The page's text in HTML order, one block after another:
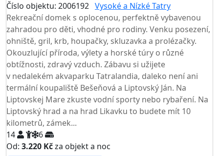
Číslo objektu: 2006192 Vysoké a Nízké Tatry
Rekreační domek s oplocenou, perfektně vybavenou
zahradou pro děti, vhodné pro rodiny. Venku posezení,
ohniště, gril, krb, houpačky, skluzavka a prolézačky.
Okouzlující příroda, výlety a horské túry o různé
obtížnosti, zdravý vzduch. Zábavu si užijete
v nedalekém akvaparku Tatralandia, daleko není ani
termální koupaliště Bešeňová a Liptovský Ján. Na
Liptovskej Mare zkuste vodní sporty nebo rybaření. Na
Liptovský hrad a na hrad Likavku to budete mít 10
kilometrů, zámek...
14
6
Od: 3.220 Kčza objekt a noc